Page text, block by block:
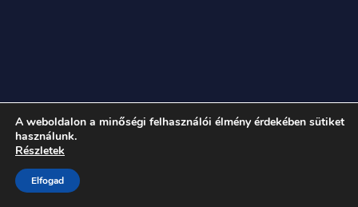
A weboldalon a minőségi felhasználói élmény érdekében sütiket
használunk.
Részletek
Elfogad